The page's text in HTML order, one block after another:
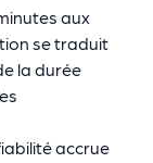
aux
se traduit
la durée
accrue